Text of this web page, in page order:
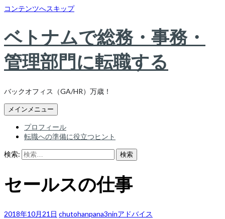
コンテンツへスキップ
ベトナムで総務・事務・
管理部門に転職する
バックオフィス（GA/HR）万歳！
メインメニュー
プロフィール
転職への準備に役立つヒント
検索:
セールスの仕事
2018年10月21日 chutohanpana3ninアドバイス